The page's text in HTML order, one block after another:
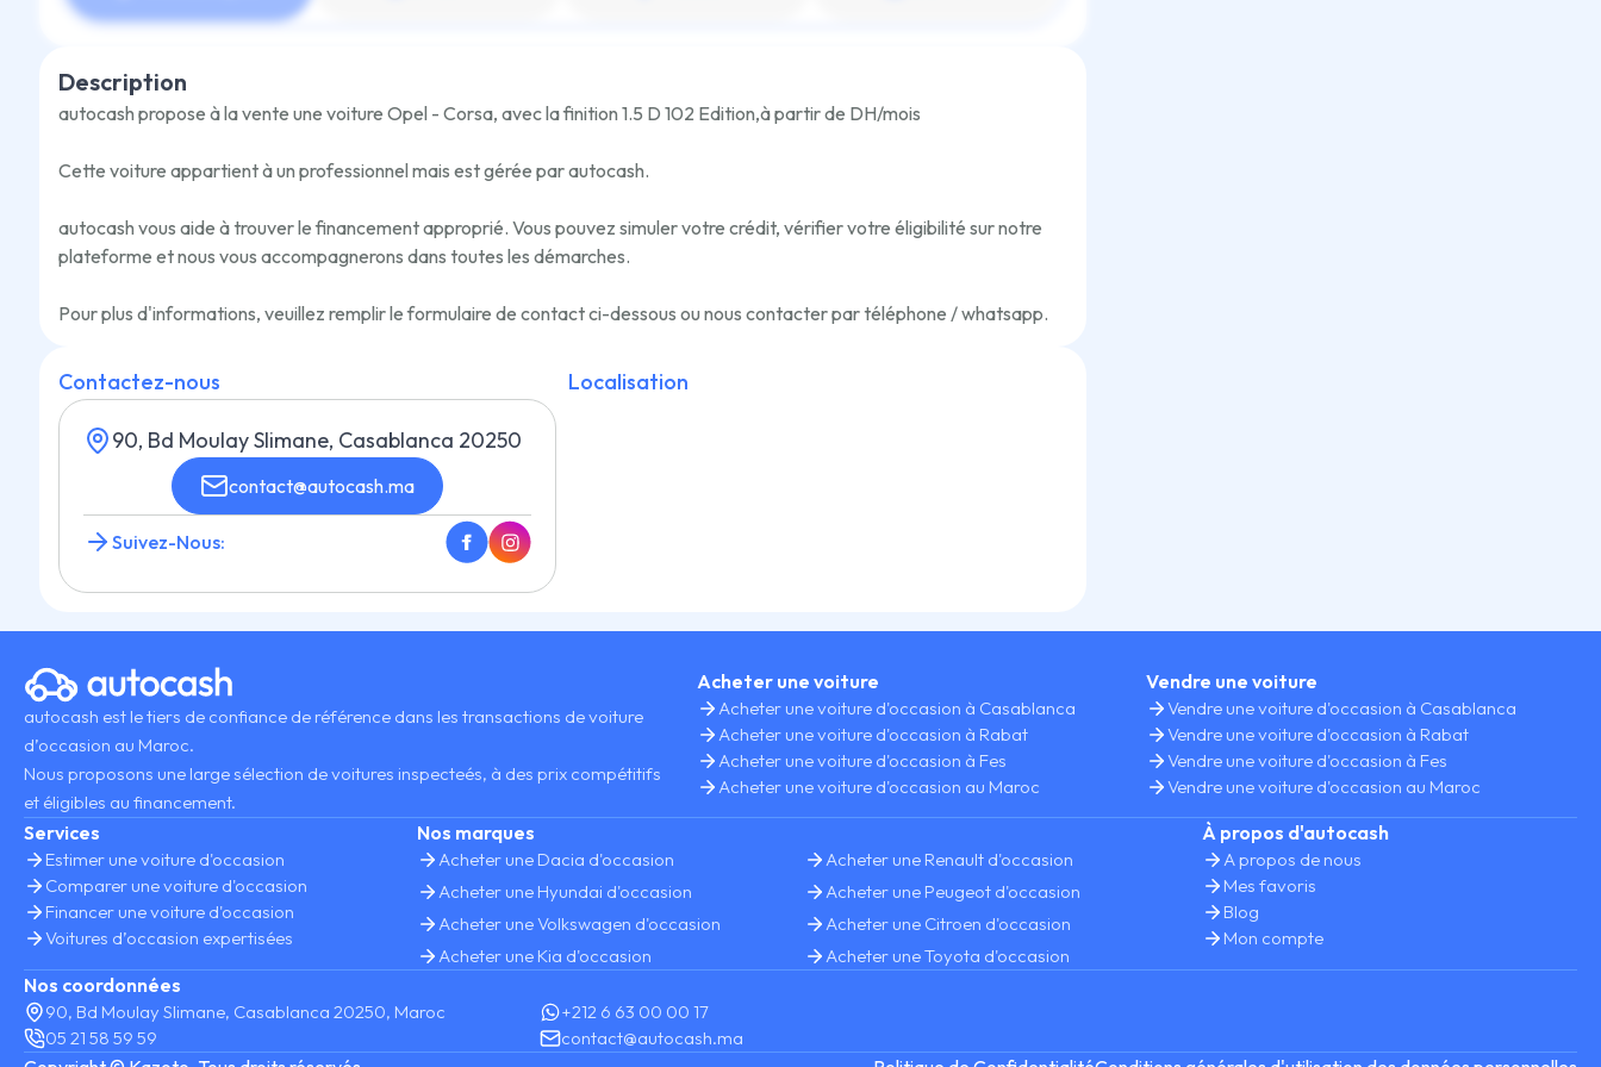
Description
autocash propose à la vente une voiture Opel - Corsa, avec la finition 1.5 D 102 Edition,à partir de DH/mois
Cette voiture appartient à un professionnel mais est gérée par autocash.
autocash vous aide à trouver le financement approprié. Vous pouvez simuler votre crédit, vérifier votre éligibilité sur notre
plateforme et nous vous accompagnerons dans toutes les démarches.
Pour plus d'informations, veuillez remplir le formulaire de contact ci-dessous ou nous contacter par téléphone / whatsapp.
Contactez-nous
90, Bd Moulay Slimane, Casablanca 20250
contact@autocash.ma
Suivez-Nous:
Localisation
autocash est le tiers de confiance de référence dans les transactions de voiture
d’occasion au Maroc.
Nous proposons une large sélection de voitures inspecteés, à des prix compétitifs
et éligibles au financement.
Acheter une voiture
Acheter une voiture d'occasion à Casablanca
Acheter une voiture d'occasion à Rabat
Acheter une voiture d'occasion à Fes
Acheter une voiture d'occasion au Maroc
Vendre une voiture
Vendre une voiture d'occasion à Casablanca
Vendre une voiture d'occasion à Rabat
Vendre une voiture d'occasion à Fes
Vendre une voiture d'occasion au Maroc
Services
Estimer une voiture d'occasion
Comparer une voiture d'occasion
Financer une voiture d'occasion
Voitures d’occasion expertisées
Nos marques
Acheter une Dacia d'occasion
Acheter une Renault d'occasion
Acheter une Hyundai d'occasion
Acheter une Peugeot d'occasion
Acheter une Volkswagen d'occasion
Acheter une Citroen d'occasion
Acheter une Kia d'occasion
Acheter une Toyota d'occasion
À propos d'autocash
A propos de nous
Mes favoris
Blog
Mon compte
Nos coordonnées
90, Bd Moulay Slimane, Casablanca 20250, Maroc
05 21 58 59 59
+212 6 63 00 00 17
contact@autocash.ma